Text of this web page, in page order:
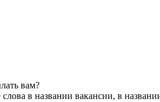
вам?
в названии вакансии, в